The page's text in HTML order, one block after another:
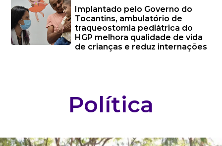
Implantado pelo Governo do
Tocantins, ambulatório de
traqueostomia pediátrica do
HGP melhora qualidade de vida
de crianças e reduz internações
Política